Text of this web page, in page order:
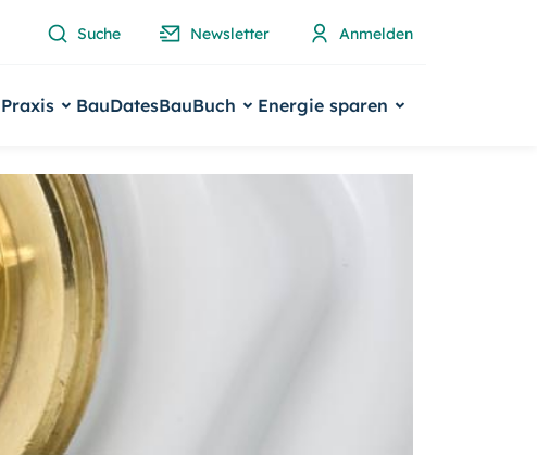
Suche Newsletter Anmelden
Praxis BauDatesBauBuch Energie sparen